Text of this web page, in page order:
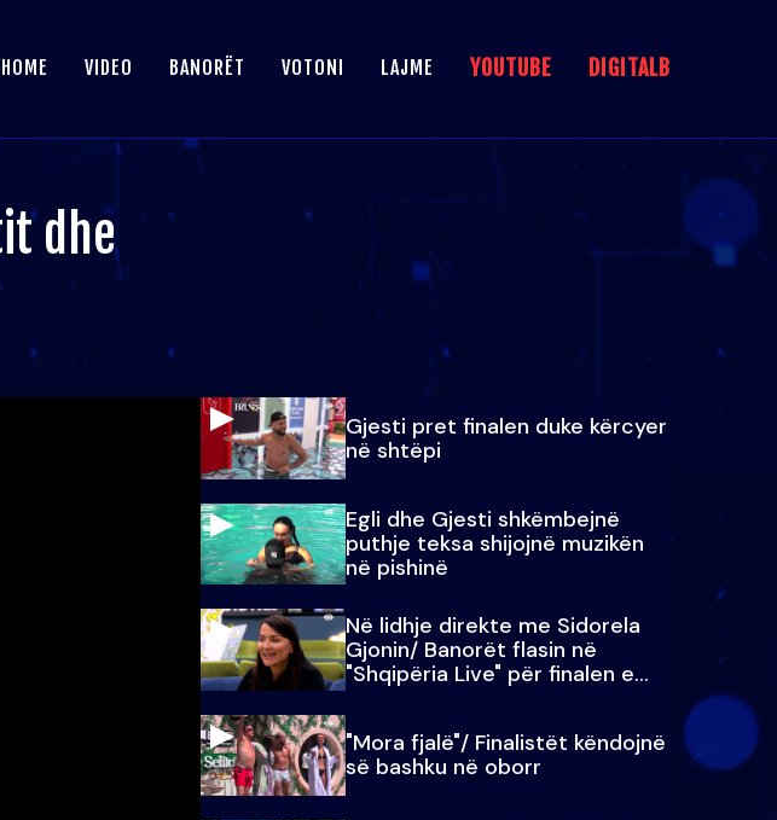
HOME VIDEO BANORËT VOTONI LAJME YOUTUBE DIGITALB
dhe
Gjesti pret finalen duke kërcyer
në shtëpi
Egli dhe Gjesti shkëmbejnë
puthje teksa shijojnë muzikën
në pishinë
Në lidhje direkte me Sidorela
Gjonin/ Banorët flasin në
"Shqipëria Live" për finalen e
madhe
"Mora fjalë"/ Finalistët këndojnë
së bashku në oborr